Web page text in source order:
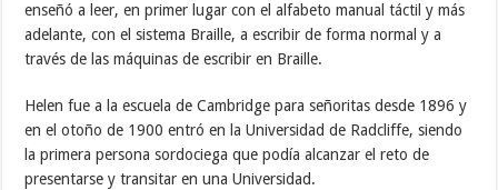
enseñó a leer, en primer lugar con el alfabeto manual táctil y más
adelante, con el sistema Braille, a escribir de forma normal y a
través de las máquinas de escribir en Braille.
Helen fue a la escuela de Cambridge para señoritas desde 1896 y
en el otoño de 1900 entró en la Universidad de Radcliffe, siendo
la primera persona sordociega que podía alcanzar el reto de
presentarse y transitar en una Universidad.